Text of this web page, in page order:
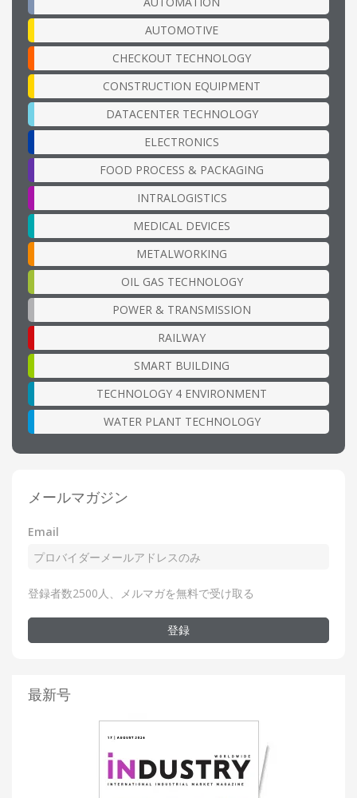
AUTOMOTIVE
CHECKOUT TECHNOLOGY
CONSTRUCTION EQUIPMENT
DATACENTER TECHNOLOGY
ELECTRONICS
FOOD PROCESS & PACKAGING
INTRALOGISTICS
MEDICAL DEVICES
METALWORKING
OIL GAS TECHNOLOGY
POWER & TRANSMISSION
RAILWAY
SMART BUILDING
TECHNOLOGY 4 ENVIRONMENT
WATER PLANT TECHNOLOGY
メールマガジン
Email
登録者数2500人、メルマガを無料で受け取る
登録
最新号